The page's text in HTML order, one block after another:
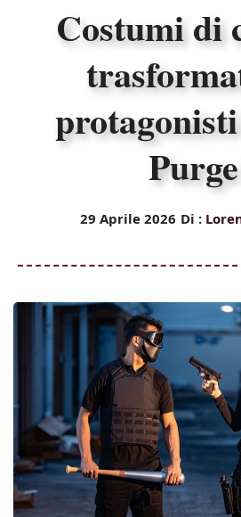
Costumi di
29 Aprile 2026 Di :